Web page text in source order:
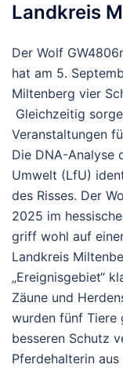
Landkreis
Der Wolf
hat am 5.
Miltenberg vier
Gleichzeitig
Veranstaltungen
Die DNA-Analyse
Umwelt (LfU)
des Risses. Der
2025 im
griff wohl auf
Landkreis
„Ereignisgebiet“
Zäune und
wurden fünf Tiere
besseren Schutz
Pferdehalterin